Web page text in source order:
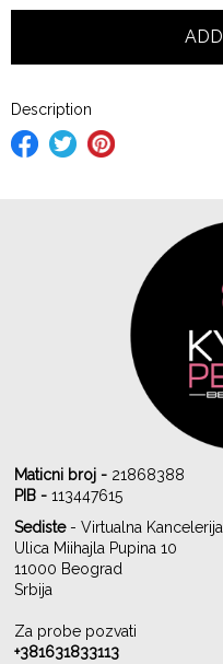
Description
Maticni broj - 21868388
PIB - 113447615
Sediste- Virtualna Kancelerija
Ulica Miihajla Pupina 10
11000 Beograd
Srbija
Za probe pozvati
+381631833113